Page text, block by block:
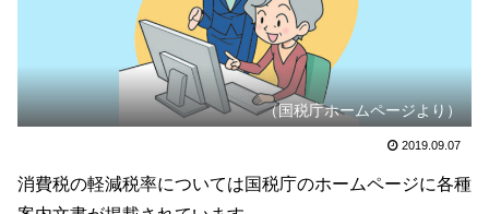
（国税庁ホームページより）
2019.09.07
消費税の軽減税率については国税庁のホームページに各種